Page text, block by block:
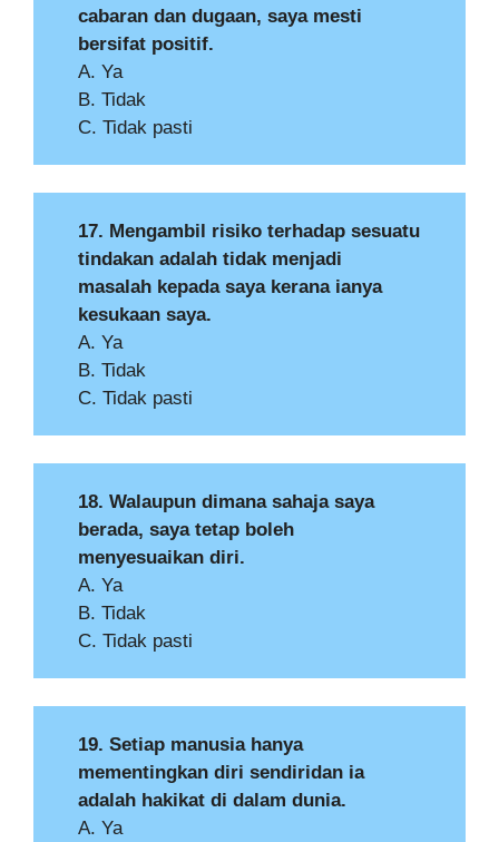
cabaran dan dugaan, saya mesti
bersifat positif.
A. Ya
B. Tidak
C. Tidak pasti
17. Mengambil risiko terhadap sesuatu
tindakan adalah tidak menjadi
masalah kepada saya kerana ianya
kesukaan saya.
A. Ya
B. Tidak
C. Tidak pasti
18. Walaupun dimana sahaja saya
berada, saya tetap boleh
menyesuaikan diri.
A. Ya
B. Tidak
C. Tidak pasti
19. Setiap manusia hanya
mementingkan diri sendiridan ia
adalah hakikat di dalam dunia.
A. Ya